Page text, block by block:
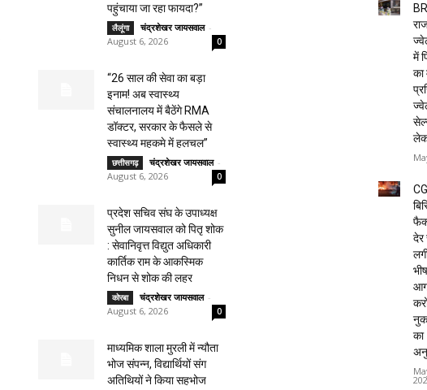
पहुंचाया जा रहा फायदा?”
लैलूंगा चंद्रशेखर जायसवाल -
August 6, 2026
0
“26 साल की सेवा का बड़ा
इनाम! अब स्वास्थ्य
संचालनालय में बैठेंगे RMA
डॉक्टर, सरकार के फैसले से
स्वास्थ्य महकमे में हलचल”
छत्तीसगढ़ चंद्रशेखर जायसवाल -
August 6, 2026
0
प्रदेश सचिव संघ के उपाध्यक्ष
सुनील जायसवाल को पितृ शोक
: सेवानिवृत्त विद्युत अधिकारी
कार्तिक राम के आकस्मिक
निधन से शोक की लहर
कोरबा चंद्रशेखर जायसवाल -
August 6, 2026
0
माध्यमिक शाला मुरली में न्यौता
भोज संपन्न, विद्यार्थियों संग
अतिथियों ने किया सहभोज
में
का
देर
का